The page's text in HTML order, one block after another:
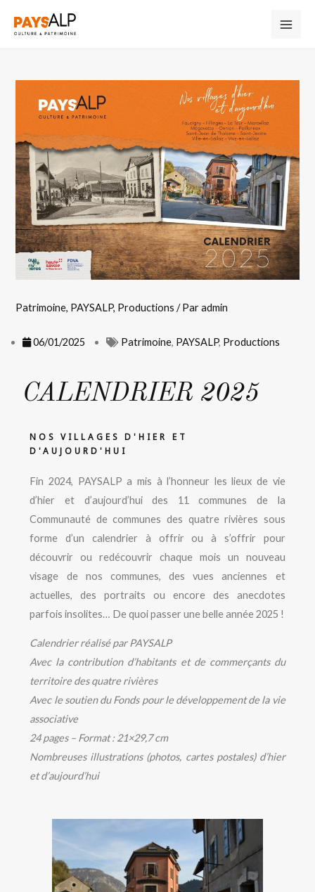
Patrimoine, PAYSALP, Productions / Paradmin
06/01/2025 Patrimoine, PAYSALP, Productions
CALENDRIER 2025
NOS VILLAGES D'HIER ET
D'AUJOURD'HUI
Fin 2024, PAYSALP a mis à l’honneur les lieux de vie
d’hier et d’aujourd’hui des 11 communes de la
Communauté de communes des quatre rivières sous
forme d’un calendrier à offrir ou à s’offrir pour
découvrir ou redécouvrir chaque mois un nouveau
visage de nos communes, des vues anciennes et
actuelles, des portraits ou encore des anecdotes
parfois insolites… De quoi passer une belle année 2025 !
Calendrier réalisé par PAYSALP
Avec la contribution d’habitants et de commerçants du
territoire des quatre rivières
Avec le soutien du Fonds pour le développement de la vie
associative
24 pages – Format : 21×29,7 cm
Nombreuses illustrations (photos, cartes postales) d’hier
et d’aujourd’hui